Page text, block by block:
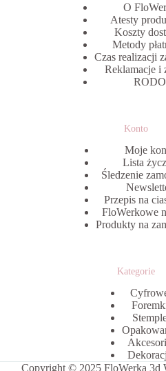
O
Atesty
Koszty
Metody
Czas realizacji
Reklamacje i
RODO
Konto
Moje
Lista
Śledzenie
Przepis na
FloWerkowe
Produkty na
Kategorie
Copyright © 2025 FloWerka 3d